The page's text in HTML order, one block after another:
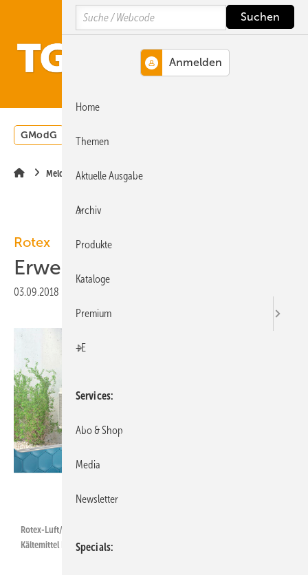
Hauptinhalt
Hauptmenü
SiteSearch
GModG Wärmepumpe
Meldungen
Rotex
Erweiterte Garantie
03.09.2018
Rotex-Luft/Wasser-Wärmepumpe HPSU compact Ultra mit dem
Kältemittel R32.
Search
Home
Themen
Aktuelle Ausgabe
Archiv
Produkte
Kataloge
Premium
+E
Services
Abo & Shop
Media
Newsletter
Specials